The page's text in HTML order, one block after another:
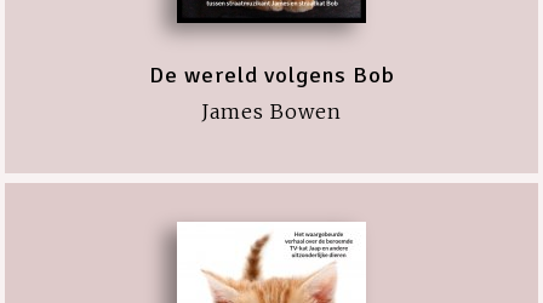
De wereld volgens Bob
James Bowen